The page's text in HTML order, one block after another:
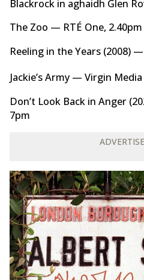
Blackrock in aghaidh Glen
The Zoo — RTÉ One, 2.40pm
Reeling in the Years (2008)
Jackie’s Army — Virgin
Don’t Look Back in Anger
7pm